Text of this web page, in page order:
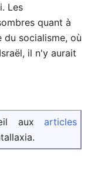
Les
quant à
du socialisme, où
il n'y aurait
aux articles